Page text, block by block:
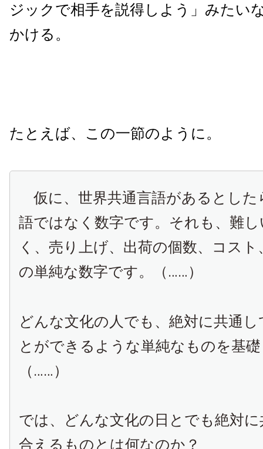
ジックで相手を説得しよう」みたい
かける。
たとえば、この一節のように。
仮に、世界共通言語があるとした
語ではなく数字です。それも、難
く、売り上げ、出荷の個数、コス
の単純な数字です。（……）
どんな文化の人でも、絶対に共通
とができるような単純なものを基
（……）
では、どんな文化の日とでも絶対
合えるものとは何なのか？